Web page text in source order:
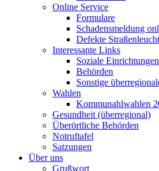
Online Service
Formulare
Schadensmeldung
Defekte
Interessante Links
Soziale Einrichtungen
Behörden
Sonstige
Wahlen
Kommunahlwahlen
Gesundheit (überregional)
Überörtliche Behörden
Notruftafel
Satzungen
Über uns
Grußwort